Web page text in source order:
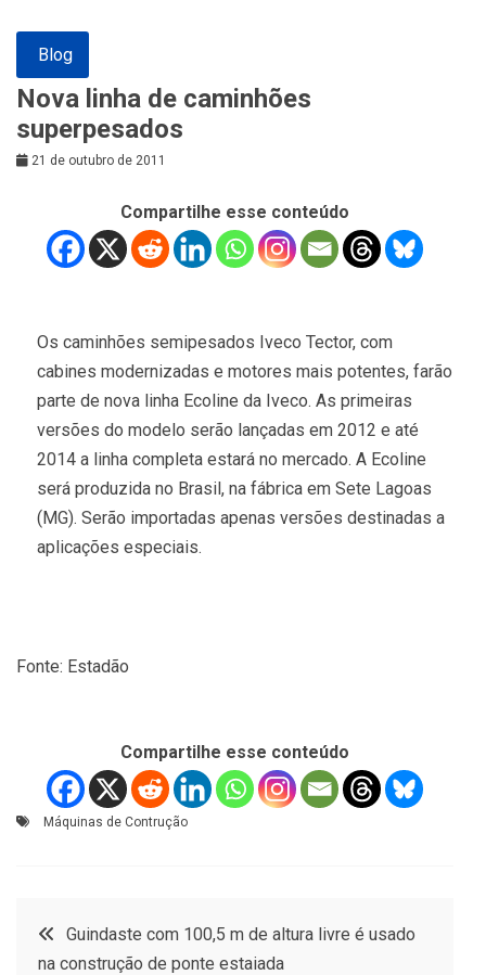
Blog
Nova linha de caminhões
superpesados
21 de outubro de 2011
Compartilhe esse conteúdo
Os caminhões semipesados Iveco Tector, com
cabines modernizadas e motores mais potentes, farão
parte de nova linha Ecoline da Iveco. As primeiras
versões do modelo serão lançadas em 2012 e até
2014 a linha completa estará no mercado. A Ecoline
será produzida no Brasil, na fábrica em Sete Lagoas
(MG). Serão importadas apenas versões destinadas a
aplicações especiais.
Fonte: Estadão
Compartilhe esse conteúdo
Máquinas de Contrução
Navegação
Guindaste com 100,5 m de altura livre é usado
na construção de ponte estaiada